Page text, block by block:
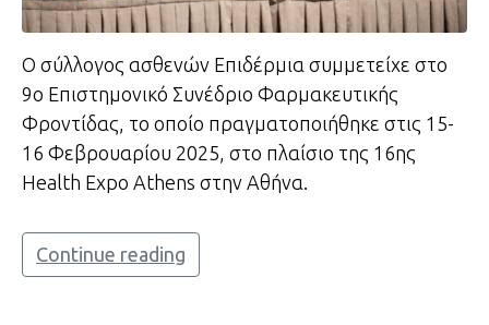
Ο σύλλογος ασθενών Επιδέρμια συμμετείχε στο
9ο Επιστημονικό Συνέδριο Φαρμακευτικής
Φροντίδας, το οποίο πραγματοποιήθηκε στις 15-
16 Φεβρουαρίου 2025, στο πλαίσιο της 16ης
Health Expo Athens στην Αθήνα.
Continue reading